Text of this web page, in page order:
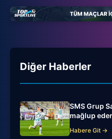
Diğer Haberler
SMS Grup
mağlup
Habere Git →